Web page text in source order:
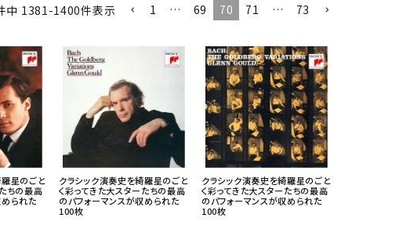
CD、映像ソフト等
音楽雑貨
中 1381 -1400件表示 1 … 69 70 71 … 73
星のごと
ちの最高
られた
クラシック演奏史を綺羅星のごと
く彩ってきた大スターたちの最高
のパフォーマンスが収められた
100枚
クラシック演奏史を綺羅星のごと
く彩ってきた大スターたちの最高
のパフォーマンスが収められた
100枚